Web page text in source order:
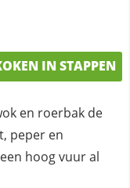
IN STAPPEN
en roerbak de
peper en
hoog vuur al